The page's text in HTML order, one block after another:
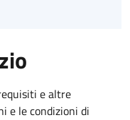
e altre
e le condizioni di